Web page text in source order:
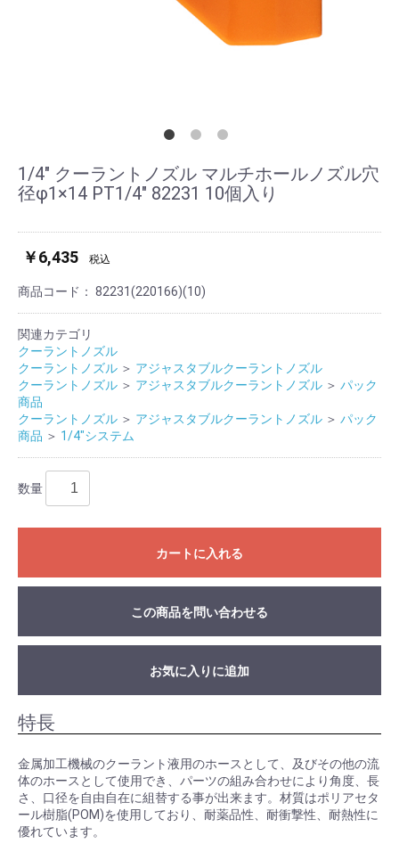
1/4" クーラントノズル マルチホールノズル穴
径φ1×14 PT1/4" 82231 10個入り
￥6,435 税込
商品コード： 82231(220166)(10)
関連カテゴリ
クーラントノズル
クーラントノズル ＞ アジャスタブルクーラントノズル
クーラントノズル ＞ アジャスタブルクーラントノズル ＞ パック
商品
クーラントノズル ＞ アジャスタブルクーラントノズル ＞ パック
商品 ＞ 1/4"システム
数量
カートに入れる
この商品を問い合わせる
お気に入りに追加
特長
金属加工機械のクーラント液用のホースとして、及びその他の流
体のホースとして使用でき、パーツの組み合わせにより角度、長
さ、口径を自由自在に組替する事が出来ます。材質はポリアセタ
ール樹脂(POM)を使用しており、耐薬品性、耐衝撃性、耐熱性に
優れています。